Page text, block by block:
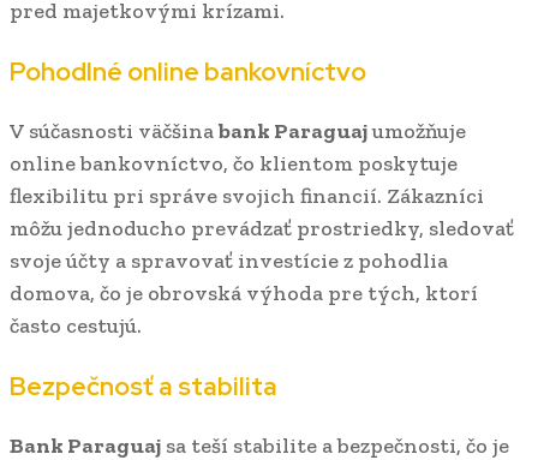
pred majetkovými krízami.
Pohodlné online bankovníctvo
V súčasnosti väčšinabank Paraguajumožňuje
online bankovníctvo, čo klientom poskytuje
flexibilitu pri správe svojich financií. Zákazníci
môžu jednoducho prevádzať prostriedky, sledovať
svoje účty a spravovať investície z pohodlia
domova, čo je obrovská výhoda pre tých, ktorí
často cestujú.
Bezpečnosť a stabilita
Bank Paraguaj sa teší stabilite a bezpečnosti, čo je